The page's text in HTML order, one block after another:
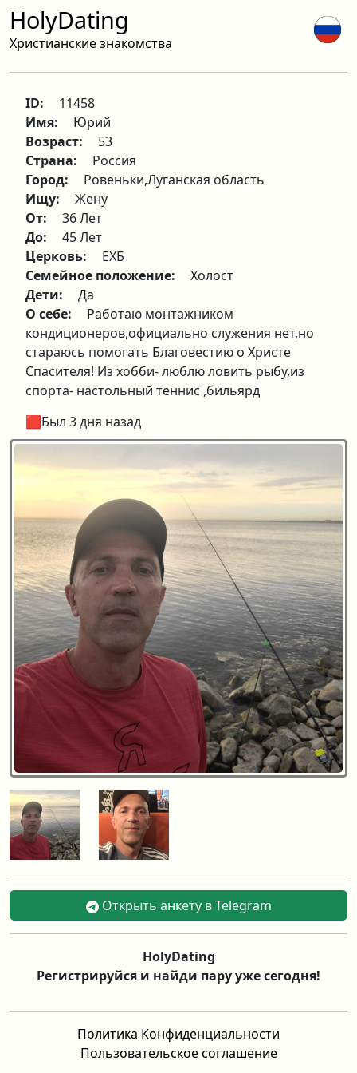
HolyDating
Христианские знакомства
ID:
11458
Имя:
Юрий
Возраст:
53
Страна:
Россия
Город:
Ровеньки,Луганская область
Ищу:
Жену
От:
36 Лет
До:
45 Лет
Церковь:
ЕХБ
Семейное положение:
Холост
Дети:
Да
О себе:
Работаю монтажником
кондиционеров,официально служения нет,но
стараюсь помогать Благовестию о Христе
Спасителя! Из хобби- люблю ловить рыбу,из
спорта- настольный теннис ,бильярд
🟥Был 3 дня назад
Открыть анкету в Telegram
Политика Конфиденциальности
Пользовательское соглашение
HolyDating
Регистрируйся и найди пару уже сегодня!